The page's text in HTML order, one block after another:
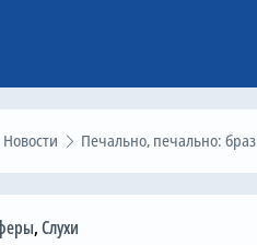
Новости Печально, печально:
,Слухи